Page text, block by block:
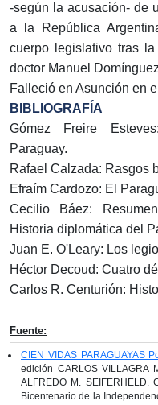
-según la acusación- de
a la República
cuerpo legislativo tras
doctor Manuel
Falleció en Asunción en
BIBLIOGRAFÍA
Gómez Freire
Paraguay.
Rafael Calzada: Rasgos
Efraím Cardozo: El
Cecilio Báez:
Historia diplomática del
Juan E. O'Leary: Los
Héctor Decoud: Cuatro
Carlos R. Centurión:
Fuente:
CIEN VIDAS PARAGUAYAS
edición CARLOS VILLAGRA
ALFREDO M. SEIFERHELD.
Bicentenario de la